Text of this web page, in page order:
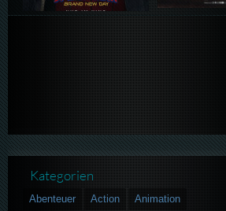
Kategorien
Abenteuer Action
Animation